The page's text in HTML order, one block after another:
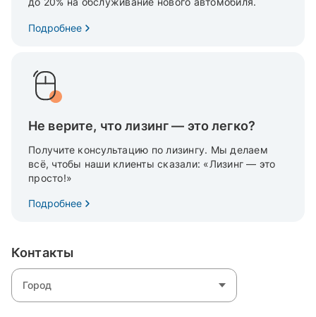
Подробнее
Не верите, что лизинг — это легко?
Получите консультацию по лизингу. Мы делаем
всё, чтобы наши клиенты сказали: «Лизинг — это
просто!»
Подробнее
Контакты
Город